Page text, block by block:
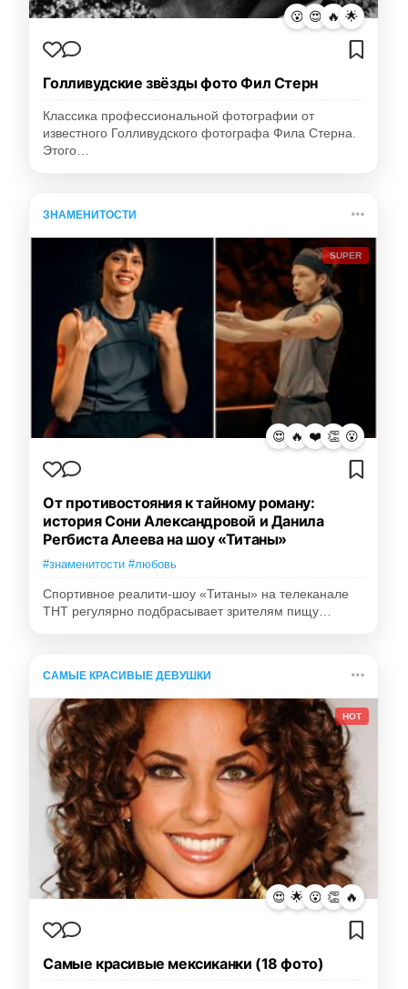
😮 😍 🔥 🌟
Голливудские звёзды фото Фил Стерн
Классика профессиональной фотографии от
известного Голливудского фотографа Фила Стерна.
Этого…
ЗНАМЕНИТОСТИ
SUPER
😍 🔥 ❤️ 👏 😮
От противостояния к тайному роману:
история Сони Александровой и Данила
Регбиста Алеева на шоу «Титаны»
#знаменитости #любовь
Спортивное реалити-шоу «Титаны» на телеканале
ТНТ регулярно подбрасывает зрителям пищу…
САМЫЕ КРАСИВЫЕ ДЕВУШКИ
HOT
😍 🌟 😮 👏 🔥
Самые красивые мексиканки (18 фото)